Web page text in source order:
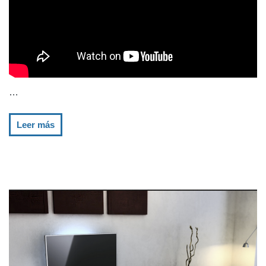
…
Leer más